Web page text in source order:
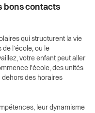
bons contacts
qui structurent la vie
l’école, ou le
votre enfant peut aller
l'école, des unités
des horaires
leur dynamisme